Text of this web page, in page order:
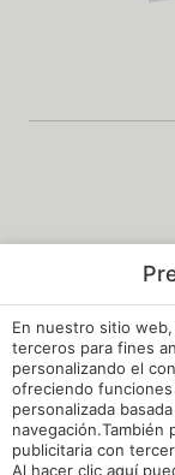
En nuestro sitio
terceros para fines
personalizando el
ofreciendo
personalizada
navegación.También
publicitaria con
Al hacer clic aquí